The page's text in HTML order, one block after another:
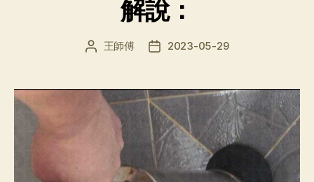
解說：
文
者
王師傅
发
期
2023-05-29